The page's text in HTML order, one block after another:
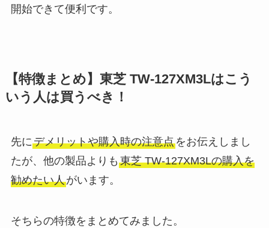
開始できて便利です。
【特徴まとめ】東芝 TW-127XM3Lはこう
いう人は買うべき！
先にデメリットや購入時の注意点をお伝えしまし
たが、他の製品よりも 東芝 TW-127XM3Lの購入を
勧めたい人がいます。
そちらの特徴をまとめてみました。